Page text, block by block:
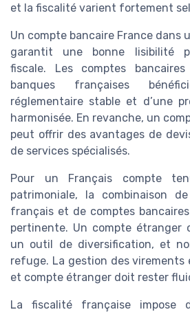
et la fiscalité varient fortement
Un compte bancaire France dans
garantit une bonne lisibilité
fiscale. Les comptes
banques françaises
réglementaire stable et d’une
harmonisée. En revanche, un
peut offrir des avantages de
de services spécialisés.
Pour un Français compte
patrimoniale, la combinaison
français et de comptes
pertinente. Un compte étranger
un outil de diversification, et
refuge. La gestion des virements
et compte étranger doit rester
La fiscalité française impose